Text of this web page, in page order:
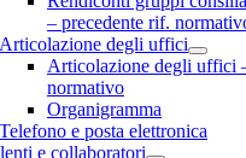
– precedente rif.
Articolazione degli uffici
Articolazione degli uffici
normativo
Organigramma
Telefono e posta elettronica
e collaboratori